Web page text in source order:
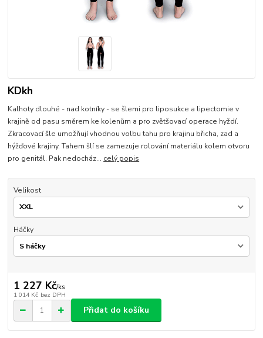
KDkh
Kalhoty dlouhé - nad kotníky - se šlemi pro liposukce a lipectomie v
krajině od pasu směrem ke kolenům a pro zvětšovací operace hyždí.
Zkracovací šle umožňují vhodnou volbu tahu pro krajinu břicha, zad a
hýžďové krajiny. Tahem šlí se zamezuje rolování materiálu kolem otvoru
pro genitál. Pak nedocház... celý popis
Velikost
Háčky
1 227 Kč/ks
1 014 Kč bez DPH
Přidat do košíku